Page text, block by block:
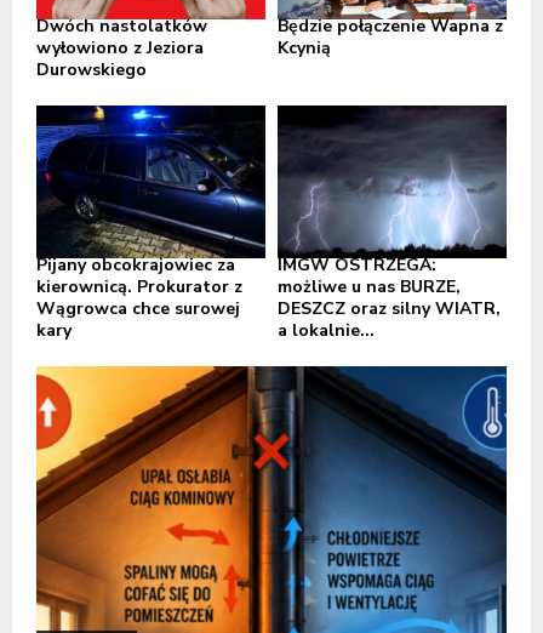
Dwóch nastolatków
wyłowiono z Jeziora
Durowskiego
Będzie połączenie Wapna z
Kcynią
Pijany obcokrajowiec za
kierownicą. Prokurator z
Wągrowca chce surowej
kary
IMGW OSTRZEGA:
możliwe u nas BURZE,
DESZCZ oraz silny WIATR,
a lokalnie...